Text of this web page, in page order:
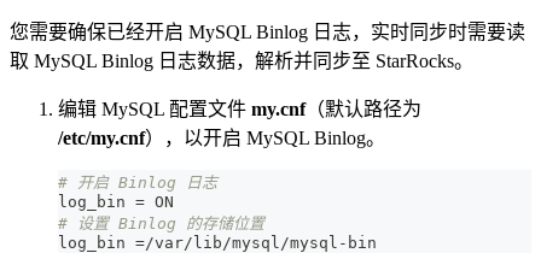
您需要确保已经开启 MySQL Binlog 日志，实时同步时需要读
取 MySQL Binlog 日志数据，解析并同步至 StarRocks。
编辑 MySQL 配置文件 my.cnf（默认路径为
/etc/my.cnf），以开启 MySQL Binlog。
# 开启 Binlog 日志
log_bin = ON
# 设置 Binlog 的存储位置
log_bin =/var/lib/mysql/mysql-bin